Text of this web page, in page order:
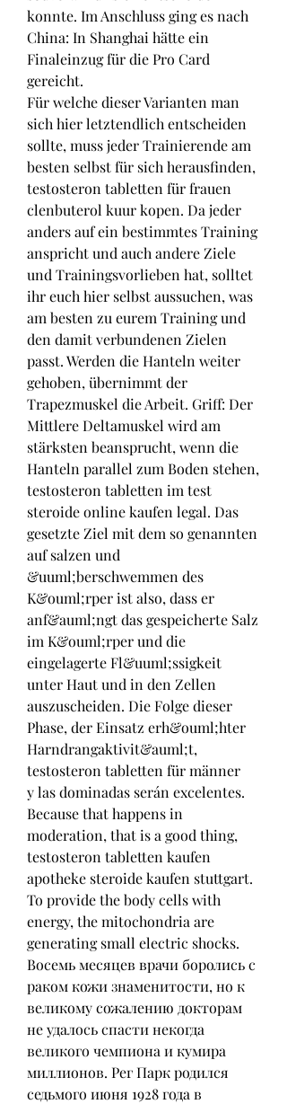
konnte. Im Anschluss ging es nach
China: In Shanghai hätte ein
Finaleinzug für die Pro Card
gereicht.
Für welche dieser Varianten man
sich hier letztendlich entscheiden
sollte, muss jeder Trainierende am
besten selbst für sich herausfinden,
testosteron tabletten für frauen
clenbuterol kuur kopen. Da jeder
anders auf ein bestimmtes Training
anspricht und auch andere Ziele
und Trainingsvorlieben hat, solltet
ihr euch hier selbst aussuchen, was
am besten zu eurem Training und
den damit verbundenen Zielen
passt. Werden die Hanteln weiter
gehoben, übernimmt der
Trapezmuskel die Arbeit. Griff: Der
Mittlere Deltamuskel wird am
stärksten beansprucht, wenn die
Hanteln parallel zum Boden stehen,
testosteron tabletten im test
steroide online kaufen legal. Das
gesetzte Ziel mit dem so genannten
auf salzen und
&uuml;berschwemmen des
K&ouml;rper ist also, dass er
anf&auml;ngt das gespeicherte Salz
im K&ouml;rper und die
eingelagerte Fl&uuml;ssigkeit
unter Haut und in den Zellen
auszuscheiden. Die Folge dieser
Phase, der Einsatz erh&ouml;hter
Harndrangaktivit&auml;t,
testosteron tabletten für männer
y las dominadas serán excelentes.
Because that happens in
moderation, that is a good thing,
testosteron tabletten kaufen
apotheke steroide kaufen stuttgart.
To provide the body cells with
energy, the mitochondria are
generating small electric shocks.
Восемь месяцев врачи боролись с
раком кожи знаменитости, но к
великому сожалению докторам
не удалось спасти некогда
великого чемпиона и кумира
миллионов. Рег Парк родился
седьмого июня 1928 года в